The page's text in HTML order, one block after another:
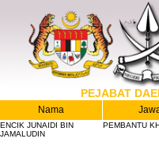
PEJABAT
Nama
ENCIK JUNAIDI BIN
JAMALUDIN
PEMBANTU